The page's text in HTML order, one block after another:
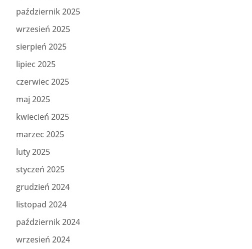
październik 2025
wrzesień 2025
sierpień 2025
lipiec 2025
czerwiec 2025
maj 2025
kwiecień 2025
marzec 2025
luty 2025
styczeń 2025
grudzień 2024
listopad 2024
październik 2024
wrzesień 2024